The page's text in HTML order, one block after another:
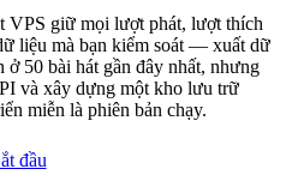
VPS giữ mọi lượt phát, lượt thích
liệu mà bạn kiểm soát — xuất dữ
50 bài hát gần đây nhất, nhưng
và xây dựng một kho lưu trữ
miễn là phiên bản chạy.
đầu